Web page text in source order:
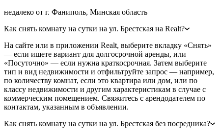
недалеко от г. Фаниполь, Минская область
Как снять комнату на сутки на ул. Брестская на Realt?
На сайте или в приложении Realt, выберите вкладку «Снять»
— если ищете вариант для долгосрочной аренды, или
«Посуточно» — если нужна краткосрочная. Затем выберите
тип и вид недвижимости и отфильтруйте запрос — например,
по количеству комнат, если это квартира или дом, или по
классу недвижимости и другим характеристикам в случае с
коммерческим помещением. Свяжитесь с арендодателем по
контактам, указанным в объявлении.
Как снять комнату на сутки на ул. Брестская без посредника?